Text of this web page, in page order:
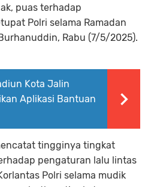
puas terhadap
Polri selama Ramadan
Rabu (7/5/2025).
Kota Jalin
Aplikasi Bantuan
tingginya tingkat
pengaturan lalu lintas
Polri selama mudik